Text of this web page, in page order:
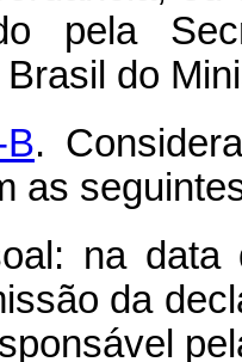
pela
do
.
as
na data
da